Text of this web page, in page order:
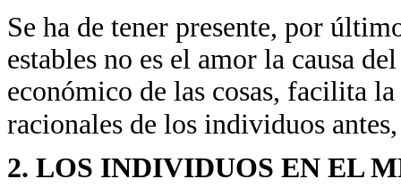
Se ha de tener presente, por
estables no es el amor la causa
económico de las cosas, facilita
racionales de los individuos
2. LOS INDIVIDUOS EN EL